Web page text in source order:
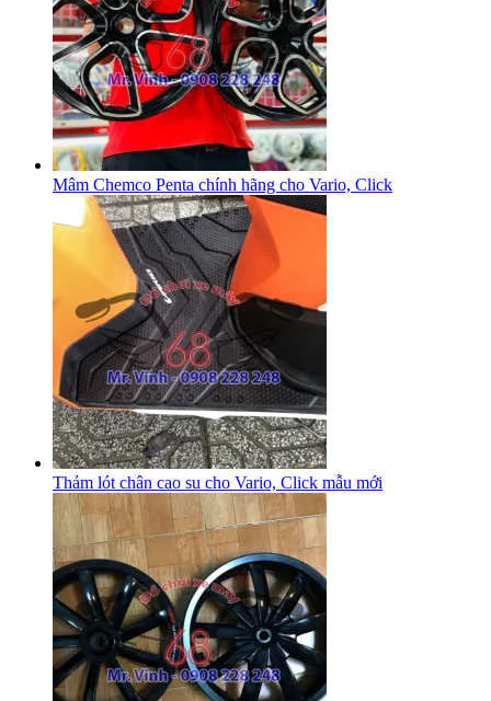
Mâm Chemco Penta chính hãng cho Vario, Click
Thảm lót chân cao su cho Vario, Click mẫu mới